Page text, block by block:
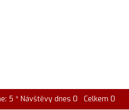
5 * Návštěvy dnes 0 Celkem 0